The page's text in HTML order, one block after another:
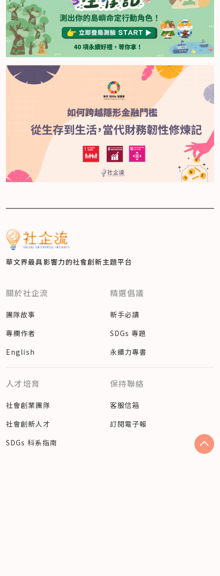
華文界最具影響力的社會創新主題平台
關於社企流
團隊故事
專欄作者
English
精選倡議
新手必讀
SDGs 專題
永續力專書
人才培育
社會創業團隊
社會創新人才
SDGs 科系指南
保持聯絡
客服信箱
訂閱電子報